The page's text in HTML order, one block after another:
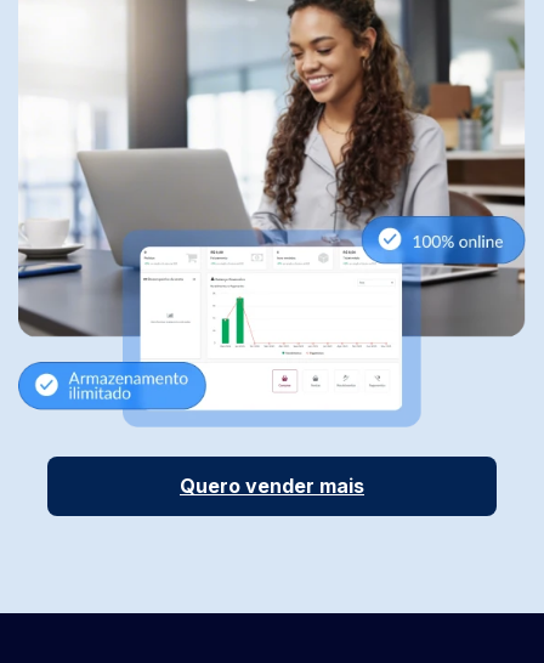
Quero vender mais